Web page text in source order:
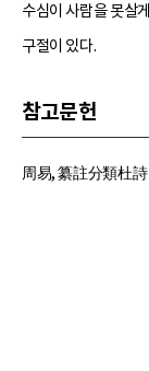
수심이 사람을 못
구절이 있다.
참고문헌
周易, 纂註分類杜詩